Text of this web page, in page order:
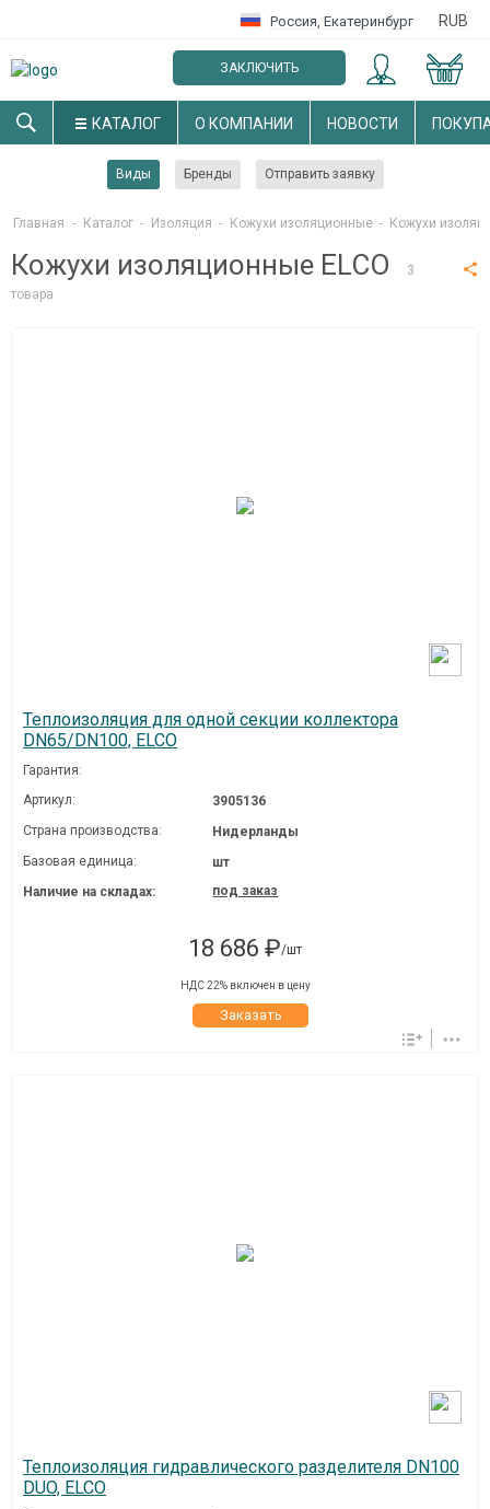
Россия, Екатеринбург RUB
ЗАКЛЮЧИТЬ
ОПТОВЫЙ ДОГОВОР
КАТАЛОГ О КОМПАНИИ НОВОСТИ
Виды Бренды Отправить заявку
Главная - Каталог - Изоляция - Кожухи изоляционные - Кожухи
Кожухи изоляционные ELCO
3
товара
Теплоизоляция для одной секции коллектора
DN65/DN100, ELCO
Гарантия:
Артикул:
3905136
Страна производства:
Нидерланды
Базовая единица:
шт
Наличие на складах:
под заказ
18 686 ₽/шт
НДС 22% включен в цену
Заказать
Теплоизоляция гидравлического разделителя DN100
DUO, ELCO